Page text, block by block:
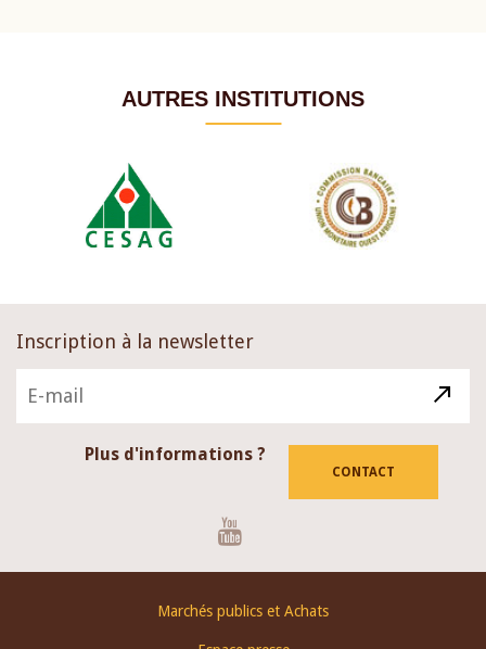
AUTRES INSTITUTIONS
Inscription à la newsletter
Plus d'informations ?
CONTACT
Marchés publics et Achats